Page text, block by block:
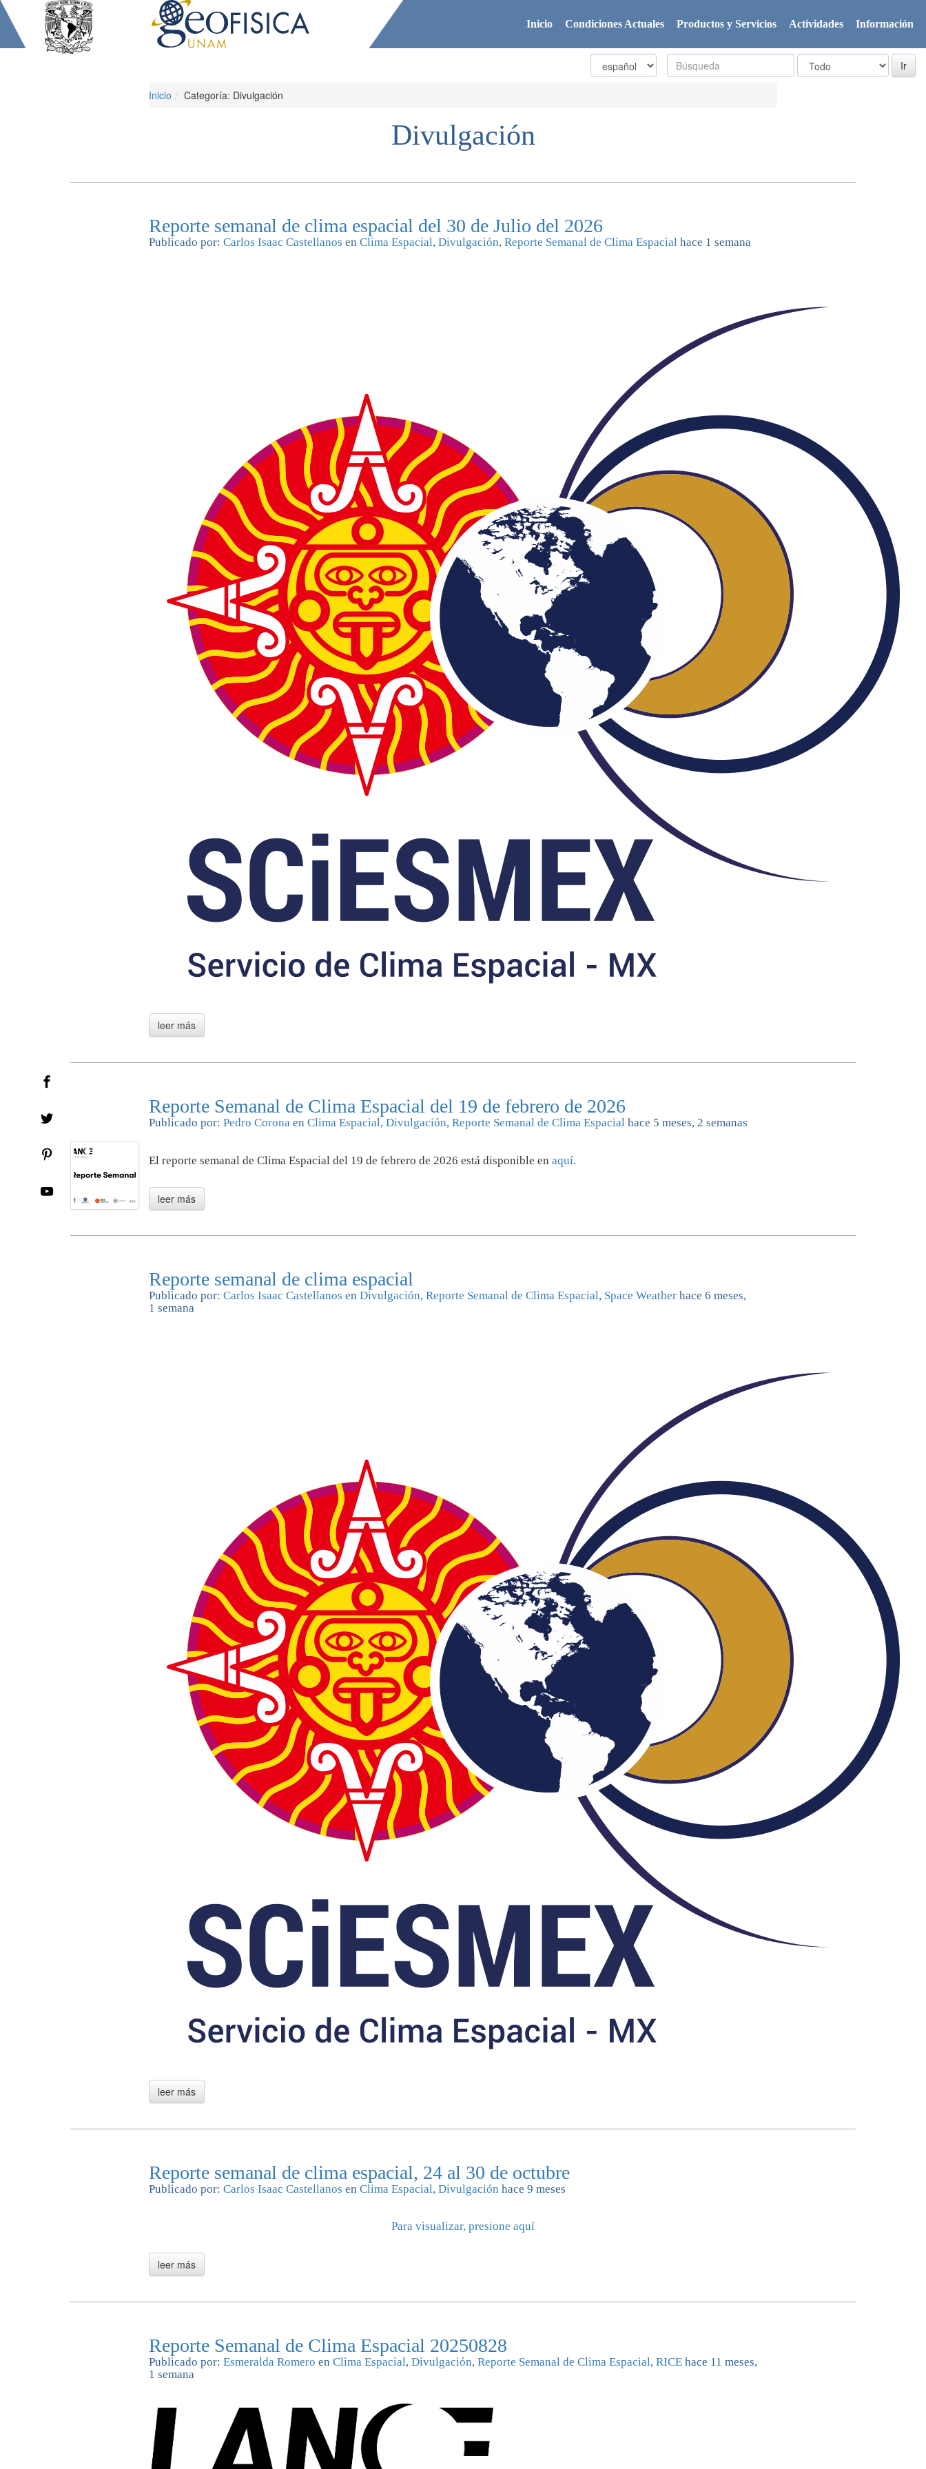
Inicio Condiciones Actuales Productos y Servicios Actividades Información
Inicio Categoría: Divulgación
Divulgación
Reporte semanal de clima espacial del 30 de Julio del 2026
Publicado por: Carlos Isaac Castellanos en Clima Espacial, Divulgación, Reporte Semanal de Clima Espacial hace 1 semana
Reporte Semanal de Clima Espacial del 19 de febrero de 2026
Publicado por: Pedro Corona en Clima Espacial, Divulgación, Reporte Semanal de Clima Espacial hace 5 meses, 2 semanas
El reporte semanal de Clima Espacial del 19 de febrero de 2026 está disponible en aquí.
Reporte semanal de clima espacial
Publicado por: Carlos Isaac Castellanos en Divulgación, Reporte Semanal de Clima Espacial, Space Weather hace 6 meses,
1 semana
Reporte semanal de clima espacial, 24 al 30 de octubre
Publicado por: Carlos Isaac Castellanos en Clima Espacial, Divulgación hace 9 meses
Para visualizar, presione aquí
Reporte Semanal de Clima Espacial 20250828
Publicado por: Esmeralda Romero en Clima Espacial, Divulgación, Reporte Semanal de Clima Espacial, RICE hace 11 meses,
1 semana